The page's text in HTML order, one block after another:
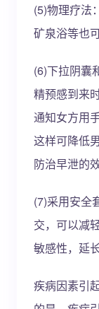
(5)物理疗法
矿泉浴等也
(6)下拉阴囊
精预感到来
通知女方用
这样可降低
防治早泄的
(7)采用安全
交，可以减
敏感性，延
疾病因素引